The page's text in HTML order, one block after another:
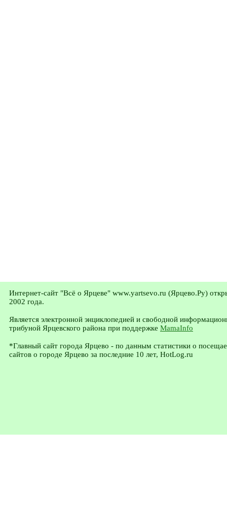
Интернет-сайт "Всё о Ярцеве" www.yartsevo.ru (Ярцево.Ру)
2002 года.
Является электронной энциклопедией и свободной
трибуной Ярцевского района при поддержке MamaInfo
*Главный сайт города Ярцево - по данным статистики о
сайтов о городе Ярцево за последние 10 лет, HotLog.ru